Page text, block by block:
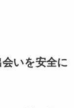
いを安全に